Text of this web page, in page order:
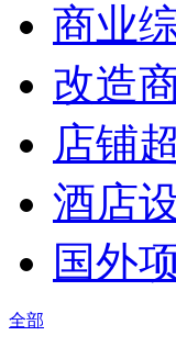
商业
改造
店铺
酒店
国外
全部